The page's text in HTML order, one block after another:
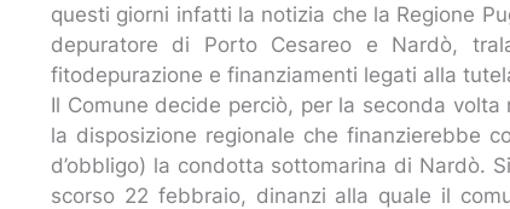
questi giorni infatti la notizia che la Regione
depuratore di Porto Cesareo e Nardò,
fitodepurazione e finanziamenti legati alla
Il Comune decide perciò, per la seconda
la disposizione regionale che finanzierebbe
d’obbligo) la condotta sottomarina di Nardò.
scorso 22 febbraio, dinanzi alla quale il